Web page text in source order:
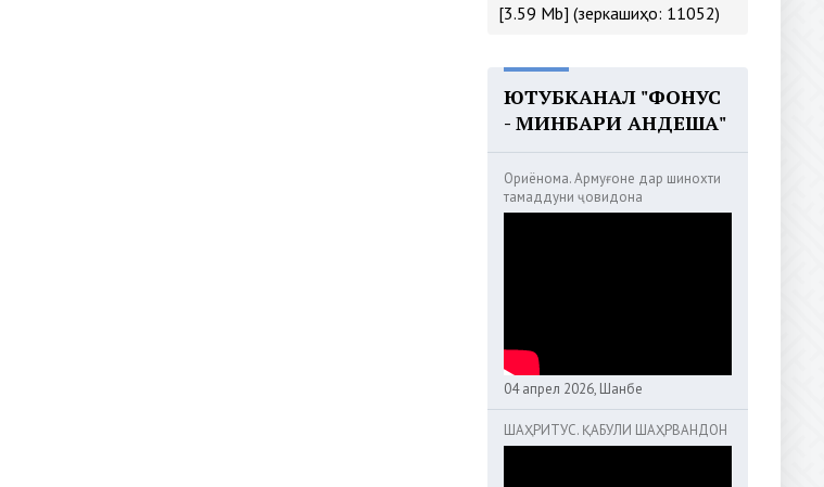
[3.59 Mb] (зеркашиҳо: 11052)
ЮТУБКАНАЛ "ФОНУС
- МИНБАРИ АНДЕША"
Ориёнома. Армуғоне дар шинохти
тамаддуни ҷовидона
04 апрел 2026, Шанбе
ШАҲРИТУС. ҚАБУЛИ ШАҲРВАНДОН